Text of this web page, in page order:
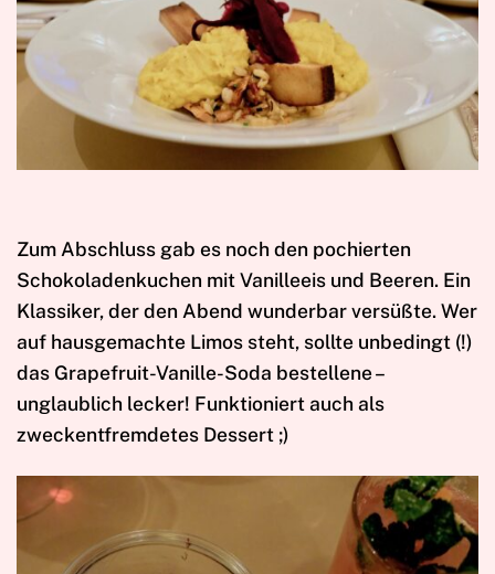
Zum Abschluss gab es noch den pochierten
Schokoladenkuchen mit Vanilleeis und Beeren. Ein
Klassiker, der den Abend wunderbar versüßte. Wer
auf hausgemachte Limos steht, sollte unbedingt (!)
das Grapefruit-Vanille-Soda bestellene –
unglaublich lecker! Funktioniert auch als
zweckentfremdetes Dessert ;)